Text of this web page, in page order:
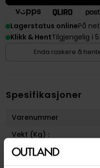
Lagerstatus onlinePå
Klikk & HentTilgjengelig i
Enda raskere å
Spesifikasjoner
Varenummer
Vekt (Kg) :
Opprinnelsesland :